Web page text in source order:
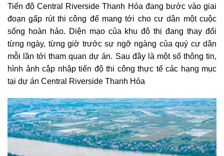
Tiến độ Central Riverside Thanh Hóa đang bước vào giai
đoạn gấp rút thi công để mang tới cho cư dân một cuộc
sống hoàn hảo. Diện mạo của khu đô thị đang thay đổi
từng ngày, từng giờ trước sự ngỡ ngàng của quý cư dân
mỗi lần tới tham quan dự án. Sau đây là một số thông tin,
hình ảnh cập nhập tiến độ thi công thực tế các hạng mục
tại dự án Central Riverside Thanh Hóa